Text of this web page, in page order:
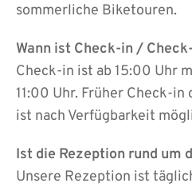
sommerliche Biketouren.
Wann ist Check-in /
Check-in ist ab 15:00 Uhr
11:00 Uhr. Früher Check-
ist nach Verfügbarkeit
Ist die Rezeption rund um
Unsere Rezeption ist